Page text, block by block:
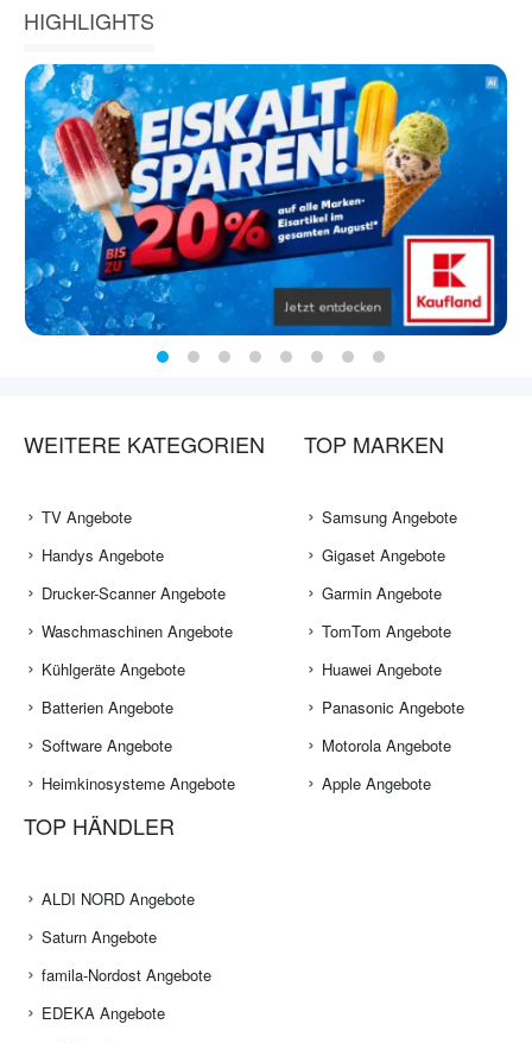
HIGHLIGHTS
WEITERE KATEGORIEN
TV Angebote
Handys Angebote
Drucker-Scanner Angebote
Waschmaschinen Angebote
Kühlgeräte Angebote
Batterien Angebote
Software Angebote
Heimkinosysteme Angebote
TOP MARKEN
Samsung Angebote
Gigaset Angebote
Garmin Angebote
TomTom Angebote
Huawei Angebote
Panasonic Angebote
Motorola Angebote
Apple Angebote
TOP HÄNDLER
ALDI NORD Angebote
Saturn Angebote
famila-Nordost Angebote
EDEKA Angebote